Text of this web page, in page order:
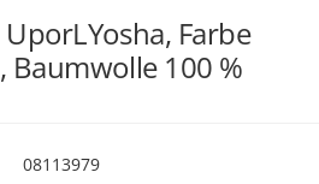
Farbe
Baumwolle 100 %
08113979